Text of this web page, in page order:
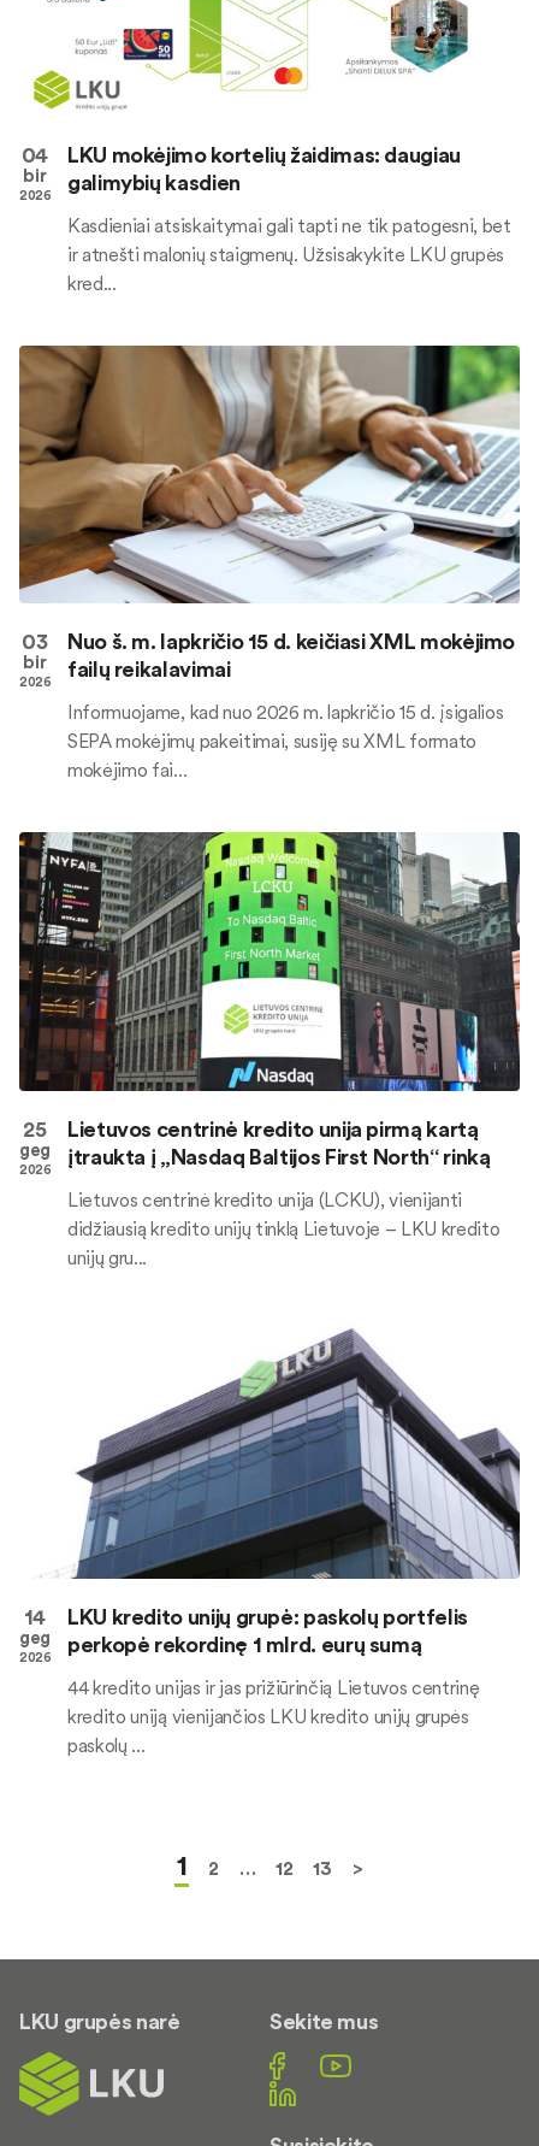
04
bir
2026
LKU mokėjimo kortelių žaidimas: daugiau
galimybių kasdien
Kasdieniai atsiskaitymai gali tapti ne tik patogesni, bet
ir atnešti malonių staigmenų. Užsisakykite LKU grupės
kred...
03
bir
2026
Nuo š. m. lapkričio 15 d. keičiasi XML mokėjimo
failų reikalavimai
Informuojame, kad nuo 2026 m. lapkričio 15 d. įsigalios
SEPA mokėjimų pakeitimai, susiję su XML formato
mokėjimo fai...
25
geg
2026
Lietuvos centrinė kredito unija pirmą kartą
įtraukta į „Nasdaq Baltijos First North“ rinką
Lietuvos centrinė kredito unija (LCKU), vienijanti
didžiausią kredito unijų tinklą Lietuvoje – LKU kredito
unijų gru...
14
geg
2026
LKU kredito unijų grupė: paskolų portfelis
perkopė rekordinę 1 mlrd. eurų sumą
44 kredito unijas ir jas prižiūrinčią Lietuvos centrinę
kredito uniją vienijančios LKU kredito unijų grupės
paskolų ...
1 2 … 12 13 >
LKU grupės narė Sekite mus